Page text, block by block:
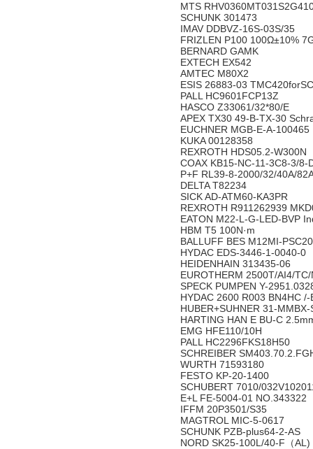
MTS
SCHUNK 301473
IMAV DDBVZ-16S-03S/35
FRIZLEN P100 100Ω±10%
BERNARD GAMK
EXTECH EX542
AMTEC M80X2
ESIS 26883-03
PALL HC9601FCP13Z
HASCO Z33061/32*80/E
APEX TX30 49-B-TX-30
EUCHNER MGB-E-A-100465
KUKA 00128358
REXROTH HDS05.2-W300N
COAX KB15-NC-11-3C8-3/
P+F RL39-8-2000/32/40A/
DELTA T82234
SICK AD-ATM60-KA3PR
REXROTH R911262939
EATON M22-L-G-LED-BVP
HBM T5 100N·m
BALLUFF BES M12MI-
HYDAC EDS-3446-1-0040-0
HEIDENHAIN 313435-06
EUROTHERM 2500T/AI4/
SPECK PUMPEN Y-
HYDAC 2600 R003 BN4HC /-
HUBER+SUHNER 31-
HARTING HAN E BU-C
EMG HFE110/10H
PALL HC2296FKS18H50
SCHREIBER
WURTH 71593180
FESTO KP-20-1400
SCHUBERT 7010/
E+L FE-5004-01 NO.343322
IFFM 20P3501/S35
MAGTROL MIC-5-0617
SCHUNK PZB-plus64-2-AS
NORD SK25-100L/40-F（